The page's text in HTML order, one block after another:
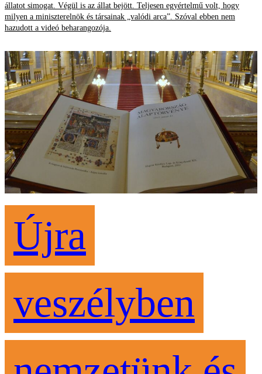
állatot simogat. Végül is az állat bejött. Teljesen egyértelmű volt, hogy
milyen a miniszterelnök és társainak „valódi arca”. Szóval ebben nem
hazudott a videó beharangozója.
Újra
veszélyben